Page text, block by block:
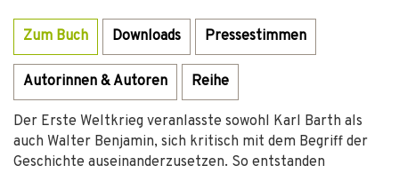
Zum Buch Downloads Pressestimmen
Autorinnen & Autoren Reihe
Der Erste Weltkrieg veranlasste sowohl Karl Barth als
auch Walter Benjamin, sich kritisch mit dem Begriff der
Geschichte auseinanderzusetzen. So entstanden